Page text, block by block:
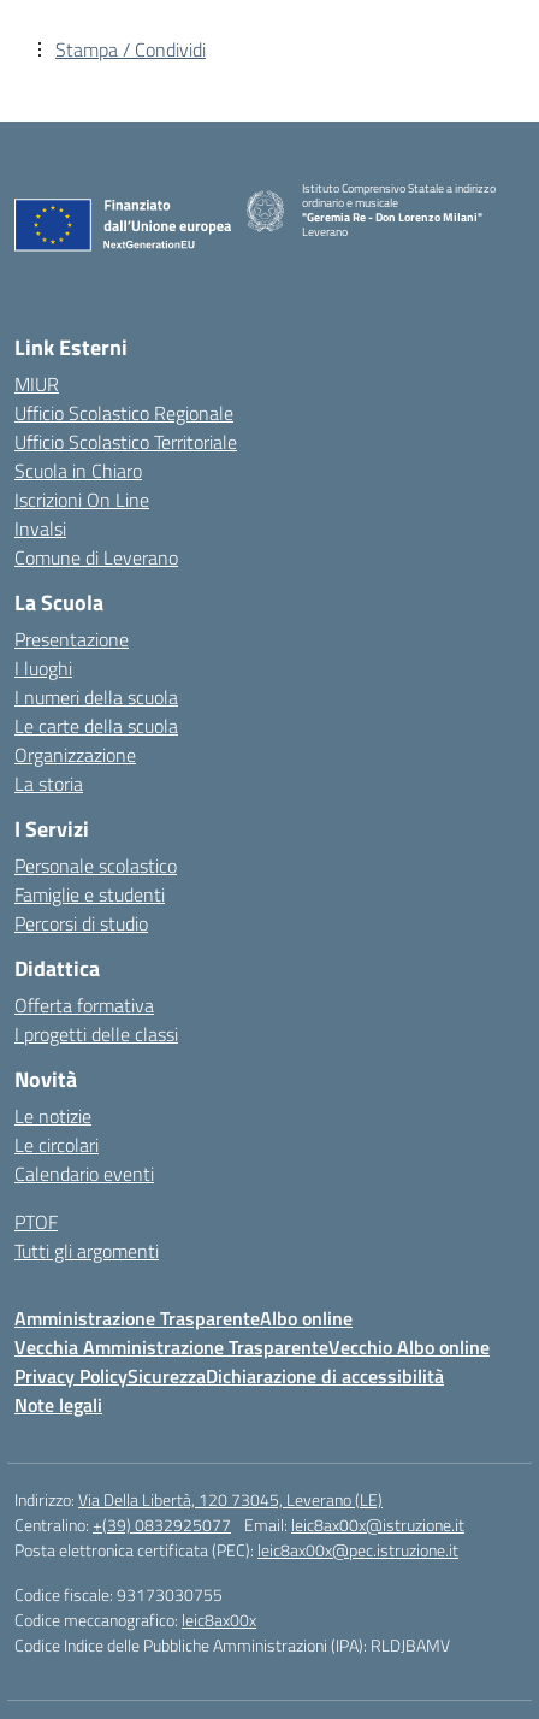
Stampa / Condividi
Istituto Comprensivo Statale a indirizzo
ordinario e musicale
"Geremia Re - Don Lorenzo Milani"
Leverano
Link Esterni
MIUR
Ufficio Scolastico Regionale
Ufficio Scolastico Territoriale
Scuola in Chiaro
Iscrizioni On Line
Invalsi
Comune di Leverano
La Scuola
Presentazione
I luoghi
I numeri della scuola
Le carte della scuola
Organizzazione
La storia
I Servizi
Personale scolastico
Famiglie e studenti
Percorsi di studio
Didattica
Offerta formativa
I progetti delle classi
Novità
Le notizie
Le circolari
Calendario eventi
PTOF
Tutti gli argomenti
Amministrazione TrasparenteAlbo online
Vecchia Amministrazione TrasparenteVecchio Albo online
Privacy PolicySicurezzaDichiarazione di accessibilità
Note legali
Indirizzo:Via Della Libertà, 120 73045, Leverano (LE)
Centralino:+(39) 0832925077 Email: leic8ax00x@istruzione.it
Posta elettronica certificata (PEC): leic8ax00x@pec.istruzione.it
Codice fiscale: 93173030755
Codice meccanografico: leic8ax00x
Codice Indice delle Pubbliche Amministrazioni (IPA): RLDJBAMV